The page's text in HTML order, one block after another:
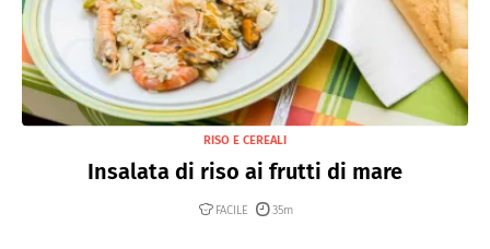
RISO E CEREALI
Insalata di riso ai frutti di mare
FACILE 35m